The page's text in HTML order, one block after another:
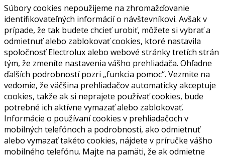
Súbory cookies nepoužijeme na zhromažďovanie
identifikovateľných informácií o návštevníkovi. Avšak v
prípade, že tak budete chcieť urobiť, môžete si vybrať a
odmietnuť alebo zablokovať cookies, ktoré nastavila
spoločnosť Electrolux alebo webové stránky tretích strán
tým, že zmeníte nastavenia vášho prehliadača. Ohľadne
ďalších podrobností pozri „funkcia pomoc“. Vezmite na
vedomie, že väčšina prehliadačov automaticky akceptuje
cookies, takže ak si neprajete používať cookies, bude
potrebné ich aktívne vymazať alebo zablokovať.
Informácie o používaní cookies v prehliadačoch v
mobilných telefónoch a podrobnosti, ako odmietnuť
alebo vymazať takéto cookies, nájdete v príručke vášho
mobilného telefónu. Majte na pamäti, že ak odmietne